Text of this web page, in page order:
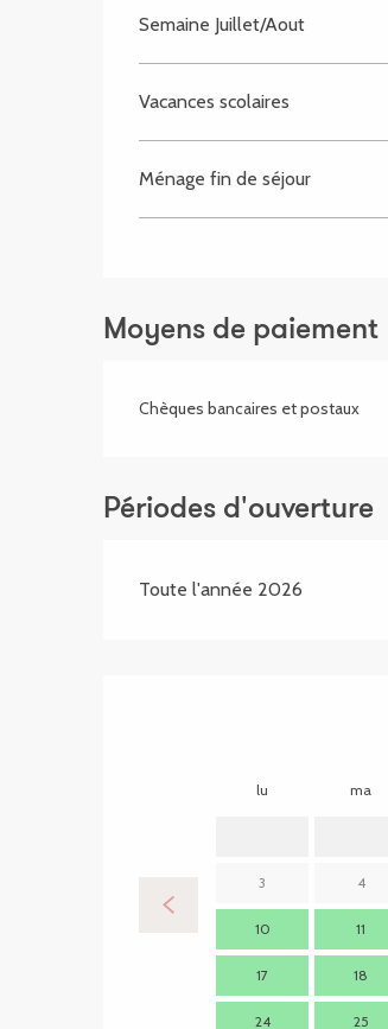
Semaine Juillet/Aout
Vacances scolaires
Ménage fin de séjour
Moyens de paiement
Chèques bancaires et postaux
Périodes d'ouverture
Toute l'année 2026
lu ma
3 4
10 11
17 18
24 25